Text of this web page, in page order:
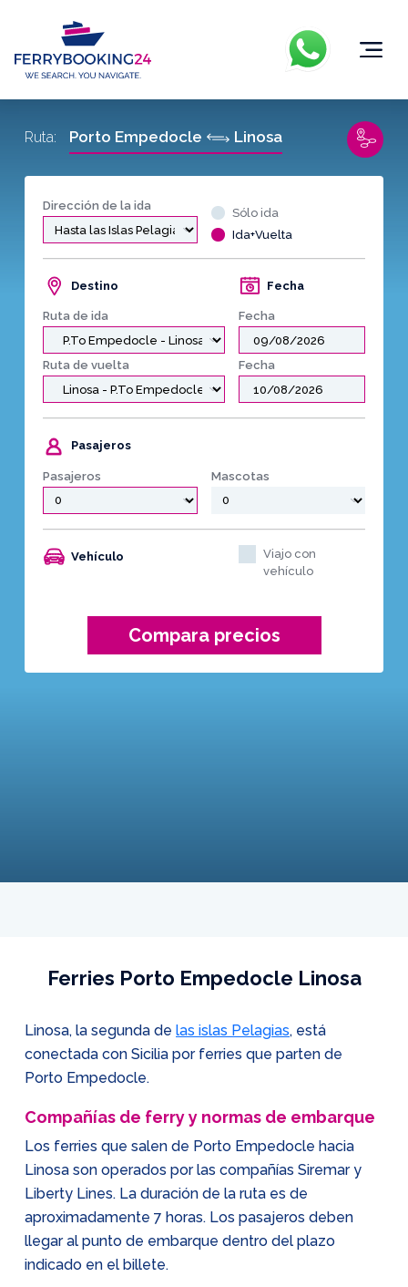
Dirección de la ida
Sólo ida
Ida+Vuelta
Destino
Ruta de ida
Fecha
Fecha
Ruta de vuelta Fecha
Pasajeros
Pasajeros Mascotas
Vehículo
Viajo con
vehículo
Compara precios
Ruta: Porto Empedocle Linosa
Ferries Porto Empedocle Linosa
Linosa, la segunda de las islas Pelagias, está
conectada con Sicilia por ferries que parten de
Porto Empedocle.
Compañías de ferry y normas de embarque
Los ferries que salen de Porto Empedocle hacia
Linosa son operados por las compañías Siremar y
Liberty Lines. La duración de la ruta es de
aproximadamente 7 horas. Los pasajeros deben
llegar al punto de embarque dentro del plazo
indicado en el billete.